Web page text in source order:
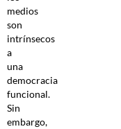
medios
son
intrínsecos
a
una
democracia
funcional.
Sin
embargo,